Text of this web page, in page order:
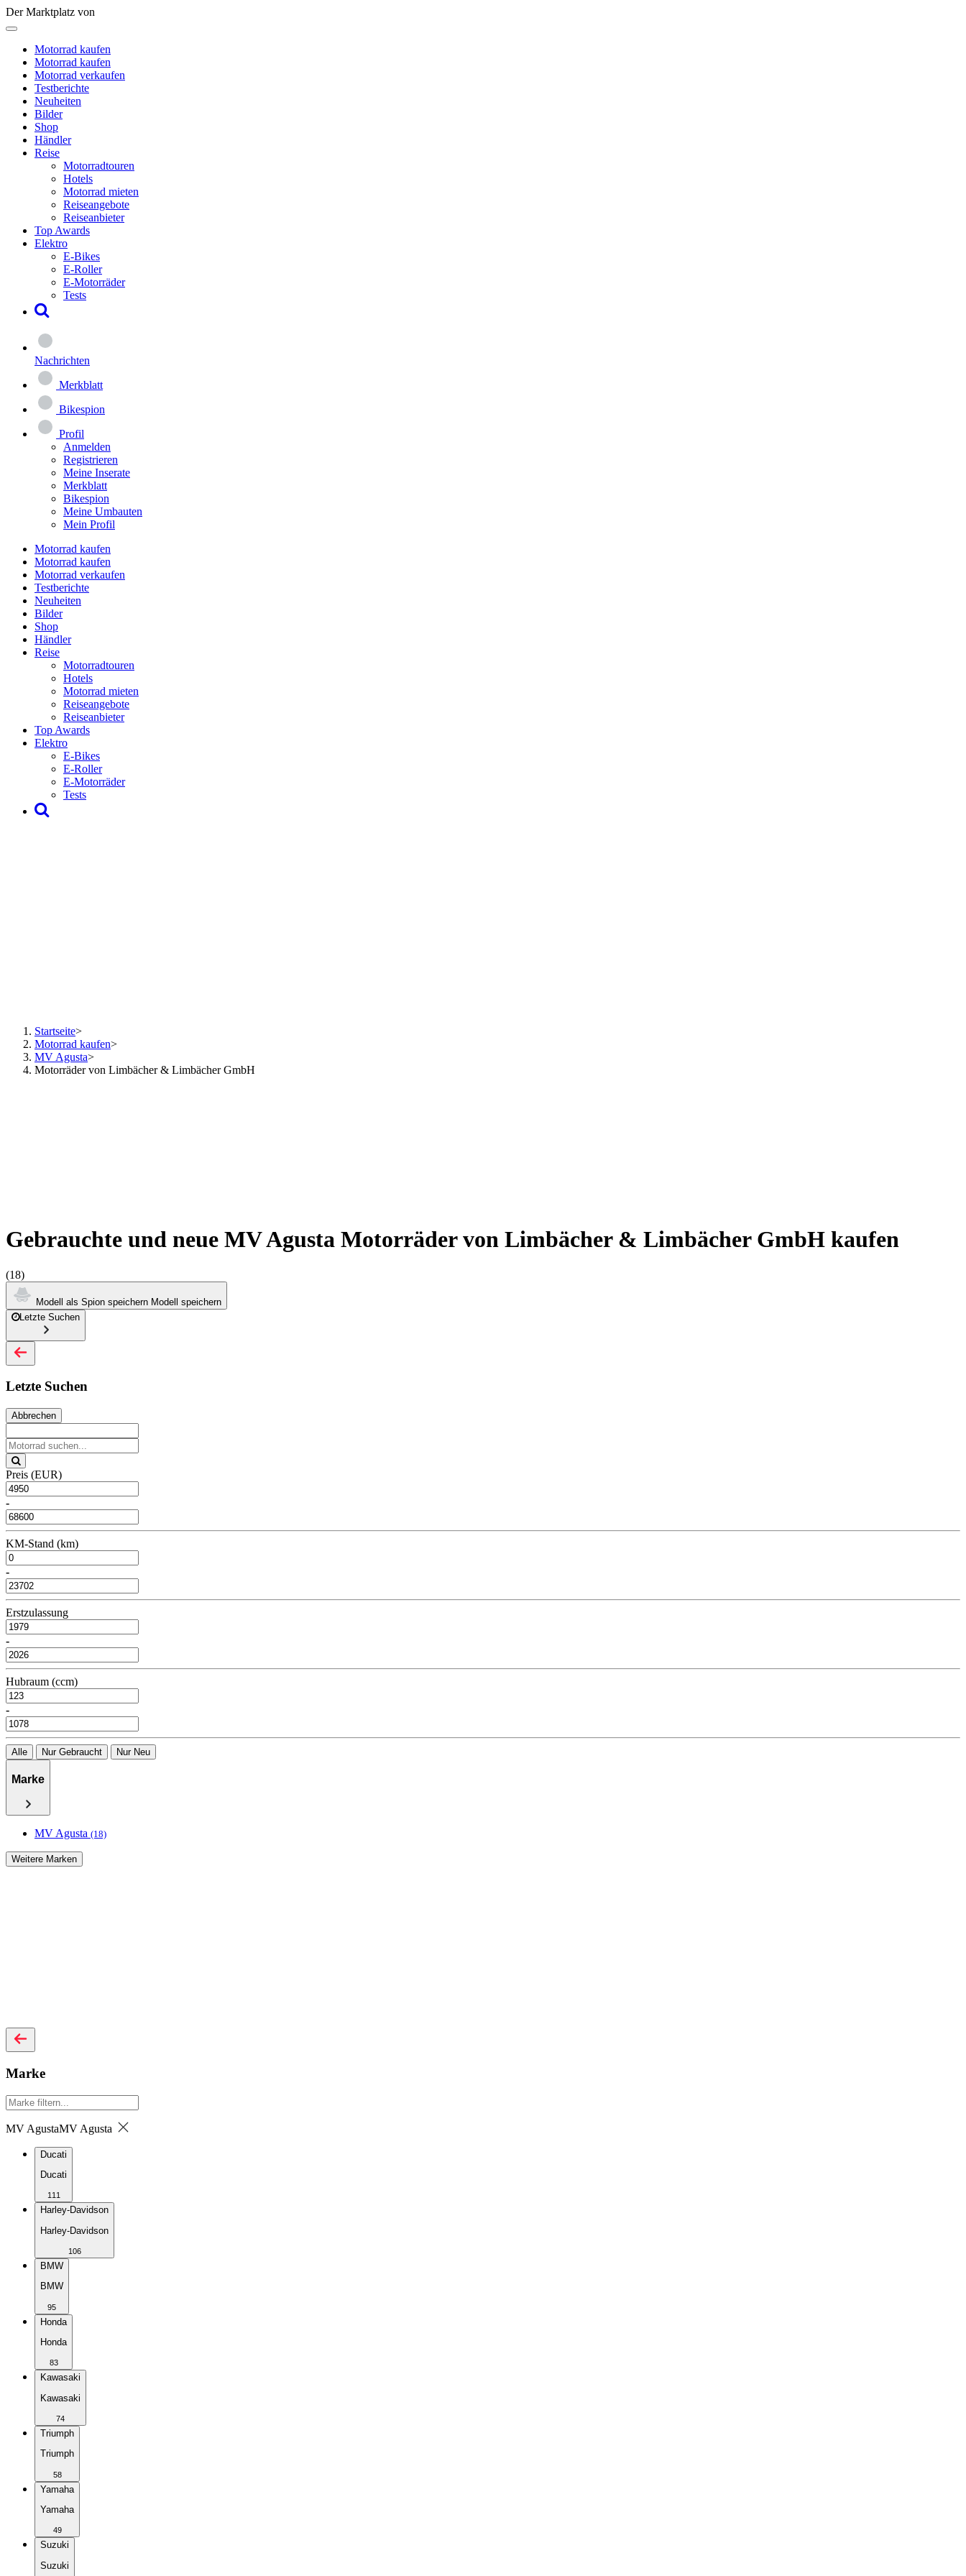
Der Marktplatz von
Motorrad kaufen
Motorrad kaufen
Motorrad verkaufen
Testberichte
Neuheiten
Bilder
Shop
Händler
Reise
Motorradtouren
Hotels
Motorrad mieten
Reiseangebote
Reiseanbieter
Top Awards
Elektro
E-Bikes
E-Roller
E-Motorräder
Tests
Nachrichten
Merkblatt
Bikespion
Profil
Anmelden
Registrieren
Meine Inserate
Merkblatt
Bikespion
Meine Umbauten
Mein Profil
Motorrad kaufen
Motorrad kaufen
Motorrad verkaufen
Testberichte
Neuheiten
Bilder
Shop
Händler
Reise
Motorradtouren
Hotels
Motorrad mieten
Reiseangebote
Reiseanbieter
Top Awards
Elektro
E-Bikes
E-Roller
E-Motorräder
Tests
Startseite>
Motorrad kaufen>
MV Agusta>
Motorräder von Limbächer & Limbächer GmbH
Gebrauchte und neue MV Agusta Motorräder von Limbächer & Limbächer GmbH kaufen
(18)
Modell als Spion speichern Modell speichern
Letzte Suchen
Letzte Suchen
Abbrechen
Preis (EUR)
-
KM-Stand (km)
-
Erstzulassung
-
Hubraum (ccm)
-
Alle Nur Gebraucht Nur Neu
Marke
MV Agusta (18)
Weitere Marken
Marke
MV AgustaMV Agusta
Ducati
Ducati
111
Harley-Davidson
Harley-Davidson
106
BMW
BMW
95
Honda
Honda
83
Kawasaki
Kawasaki
74
Triumph
Triumph
58
Yamaha
Yamaha
49
Suzuki
Suzuki